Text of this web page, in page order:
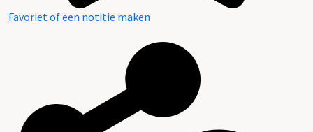
Favoriet of een notitie maken